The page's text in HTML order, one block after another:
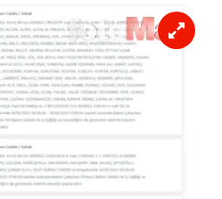
Korunması Kanunu uyarınca
okumak ve sitemizde
kullanılan çerezlerle ilgili bilgi
.